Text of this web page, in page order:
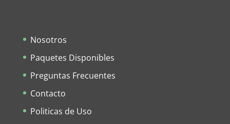
Nosotros
Paquetes Disponibles
Preguntas Frecuentes
Contacto
Politicas de Uso